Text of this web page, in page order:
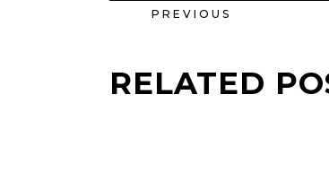
PREVIOUS
RELATED